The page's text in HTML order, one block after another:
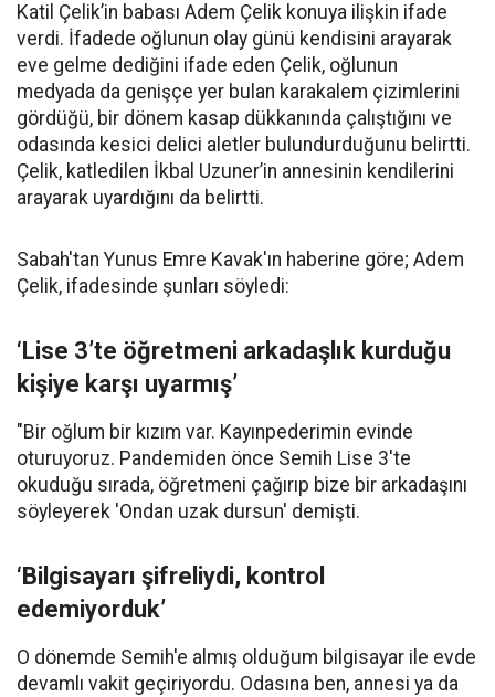
Katil Çelik’in babası Adem Çelik konuya ilişkin ifade
verdi. İfadede oğlunun olay günü kendisini arayarak
eve gelme dediğini ifade eden Çelik, oğlunun
medyada da genişçe yer bulan karakalem çizimlerini
gördüğü, bir dönem kasap dükkanında çalıştığını ve
odasında kesici delici aletler bulundurduğunu belirtti.
Çelik, katledilen İkbal Uzuner’in annesinin kendilerini
arayarak uyardığını da belirtti.
Sabah'tan Yunus Emre Kavak'ın haberine göre; Adem
Çelik, ifadesinde şunları söyledi:
‘Lise 3’te öğretmeni arkadaşlık kurduğu
kişiye karşı uyarmış’
"Bir oğlum bir kızım var. Kayınpederimin evinde
oturuyoruz. Pandemiden önce Semih Lise 3'te
okuduğu sırada, öğretmeni çağırıp bize bir arkadaşını
söyleyerek 'Ondan uzak dursun' demişti.
‘Bilgisayarı şifreliydi, kontrol
edemiyorduk’
O dönemde Semih'e almış olduğum bilgisayar ile evde
devamlı vakit geçiriyordu. Odasına ben, annesi ya da